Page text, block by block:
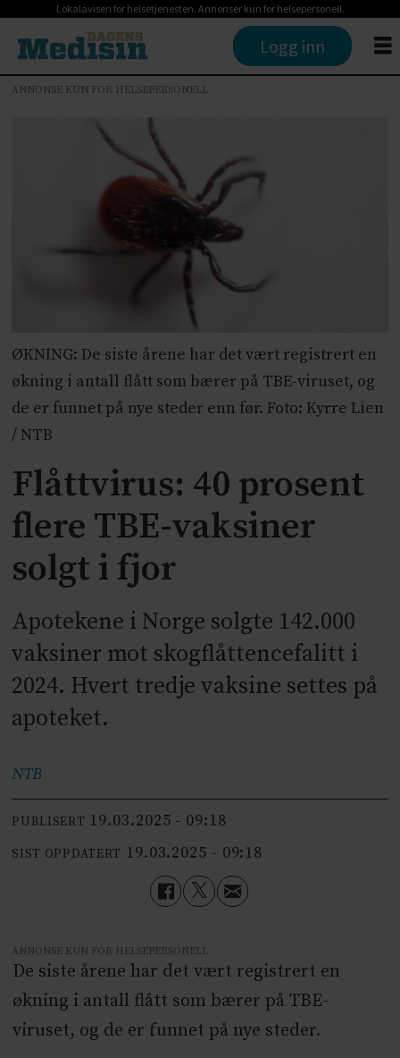
Lokalavisen for helsetjenesten. Annonser kun for helsepersonell.
Logg inn
ANNONSE KUN FOR HELSEPERSONELL
ØKNING: De siste årene har det vært registrert en
økning i antall flått som bærer på TBE-viruset, og
de er funnet på nye steder enn før. Foto: Kyrre Lien
/ NTB
Flåttvirus: 40 prosent
flere TBE-vaksiner
solgt i fjor
Apotekene i Norge solgte 142.000
vaksiner mot skogflåttencefalitt i
2024. Hvert tredje vaksine settes på
apoteket.
NTB
PUBLISERT 19.03.2025 - 09:18
SIST OPPDATERT 19.03.2025 - 09:18
ANNONSE KUN FOR HELSEPERSONELL
De siste årene har det vært registrert en
økning i antall flått som bærer på TBE-
viruset, og de er funnet på nye steder.